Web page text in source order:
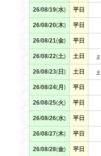
26/08/19(水) 平日
26/08/20(木) 平日
26/08/21(金) 平日
26/08/22(土) 土日 ○
26/08/23(日) 土日 ○
26/08/24(月) 平日
26/08/25(火) 平日
26/08/26(水) 平日
26/08/27(木) 平日
26/08/28(金) 平日